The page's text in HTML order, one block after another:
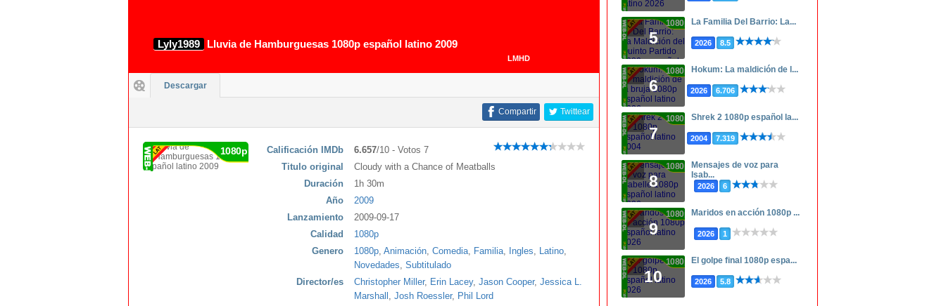
Lyly1989 Lluvia de Hamburguesas 1080p español latino 2009
LMHD
Descargar
Twittear
Compartir
1080p Calificación IMDb 6.657/10 - Votos 7
Titulo original
Cloudy with a Chance of Meatballs
Duración
1h 30m
Año
2009
Lanzamiento
2009-09-17
Calidad
1080p
Genero
1080p, Animación, Comedia, Familia, Ingles, Latino,
Novedades, Subtitulado
Director/es
Christopher Miller, Erin Lacey, Jason Cooper, Jessica L.
Marshall , Josh Roessler, Phil Lord
5
1080p La Familia Del Barrio: La...
2026 8.5
6
1080p Hokum: La maldición de l...
2026 6.706
7
1080p Shrek 2 1080p español la...
2004 7.319
8
1080p
Mensajes de voz para
Isab...
2026 6
9
1080p Maridos en acción 1080p ...
2026 1
10
1080p El golpe final 1080p espa...
2026 5.8